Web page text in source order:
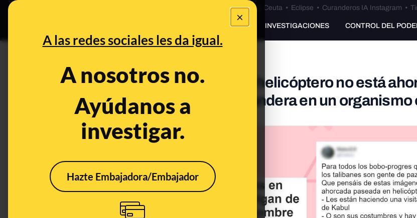
×
A las redes sociales les da igual.
A nosotros no.
Ayúdanos a
investigar.
Hazte Embajadora/Embajador
Especial Ceuta•Bulos Ceuta • Eclipse • Curanderos IA Instagram •
PREBUNKING INVESTIGACIONES CONTROL DEL
No, este hombre que cuelga de un helicóptero no está
un talibán intentando colgar una bandera en un organismo
Sep 13, 2021, 6:36:47 PM